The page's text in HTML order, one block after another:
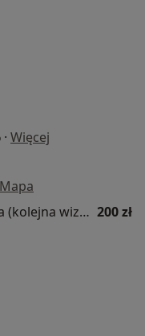
· Więcej
Mapa
Konsultacja fizjoterapeutyczna (kolejna wizyta) 200 zł